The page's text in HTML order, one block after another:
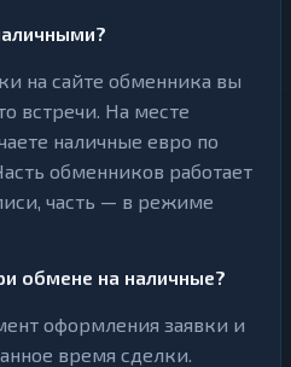
на сайте обменника вы
встречи. На месте
наличные евро по
обменников работает
часть — в режиме
обмене на наличные?
оформления заявки и
время сделки.